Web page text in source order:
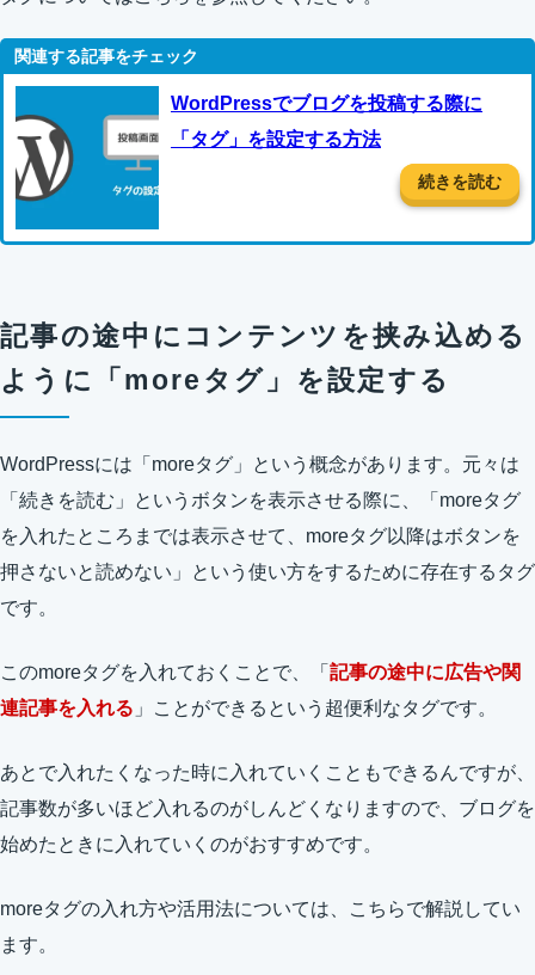
WordPressでブログを投稿する際に
「タグ」を設定する方法
続きを読む
記事の途中にコンテンツを挟み込める
ように「moreタグ」を設定する
WordPressには「moreタグ」という概念があります。元々は
「続きを読む」というボタンを表示させる際に、「moreタグ
を入れたところまでは表示させて、moreタグ以降はボタンを
押さないと読めない」という使い方をするために存在するタグ
です。
このmoreタグを入れておくことで、「 記事の途中に広告や関
連記事を入れる 」ことができるという超便利なタグです。
あとで入れたくなった時に入れていくこともできるんですが、
記事数が多いほど入れるのがしんどくなりますので、ブログを
始めたときに入れていくのがおすすめです。
moreタグの入れ方や活用法については、こちらで解説してい
ます。